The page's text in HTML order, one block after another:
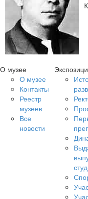
О музее
О музее
Контакты
Реестр
музеев
Все
новости